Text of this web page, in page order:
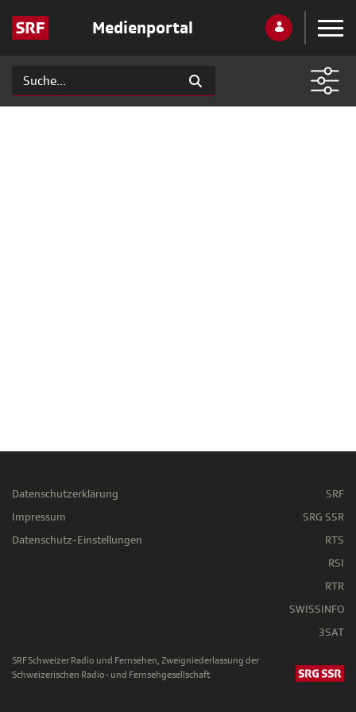
Medienportal
Datenschutzerklärung
Impressum
Datenschutz-Einstellungen
SRF
SRG SSR
RTS
RSI
RTR
SWISSINFO
3SAT
SRF Schweizer Radio und Fernsehen, Zweigniederlassung der
Schweizerischen Radio- und Fernsehgesellschaft